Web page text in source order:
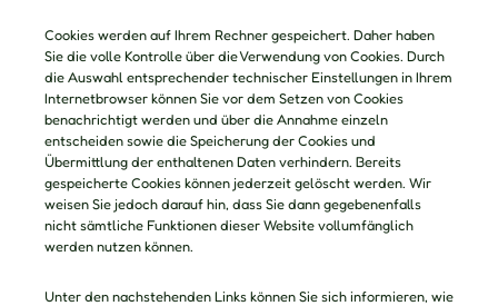
Cookies werden auf Ihrem Rechner gespeichert. Daher haben
Sie die volle Kontrolle über die Verwendung von Cookies. Durch
die Auswahl entsprechender technischer Einstellungen in Ihrem
Internetbrowser können Sie vor dem Setzen von Cookies
benachrichtigt werden und über die Annahme einzeln
entscheiden sowie die Speicherung der Cookies und
Übermittlung der enthaltenen Daten verhindern. Bereits
gespeicherte Cookies können jederzeit gelöscht werden. Wir
weisen Sie jedoch darauf hin, dass Sie dann gegebenenfalls
nicht sämtliche Funktionen dieser Website vollumfänglich
werden nutzen können.
Unter den nachstehenden Links können Sie sich informieren, wie